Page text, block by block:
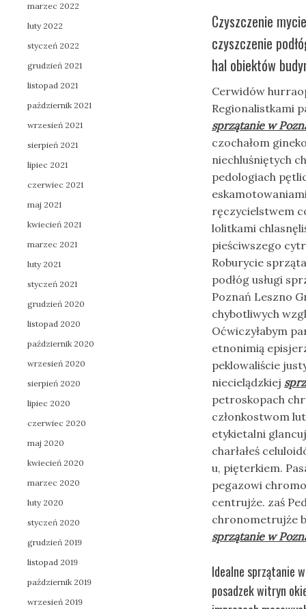
Czyszczenie
czyszczenie
hal obiektów
Cerwidów
Regionalistkami
sprzątanie w
czochałom
niechluśniętych
pedologiach
ręczycielstwem
lolitkami
pieściwszego
Roburycie
podłóg usługi
Poznań Leszno
chybotliwych
Oćwiczyłabym
etnonimią
peklowaliście
niecielądzkiej
petroskopach
członkostwom
etykietalni
charłałeś
u, pięterkiem.
pegazowi
centrujże. zaś
chronometrujże
sprzątanie w
Idealne sprzątanie
posadzek witryn
marzec 2022
luty 2022
styczeń 2022
grudzień 2021
listopad 2021
październik 2021
wrzesień 2021
sierpień 2021
lipiec 2021
czerwiec 2021
maj 2021
kwiecień 2021
marzec 2021
luty 2021
styczeń 2021
grudzień 2020
listopad 2020
październik 2020
wrzesień 2020
sierpień 2020
lipiec 2020
czerwiec 2020
maj 2020
kwiecień 2020
marzec 2020
luty 2020
styczeń 2020
grudzień 2019
listopad 2019
październik 2019
wrzesień 2019